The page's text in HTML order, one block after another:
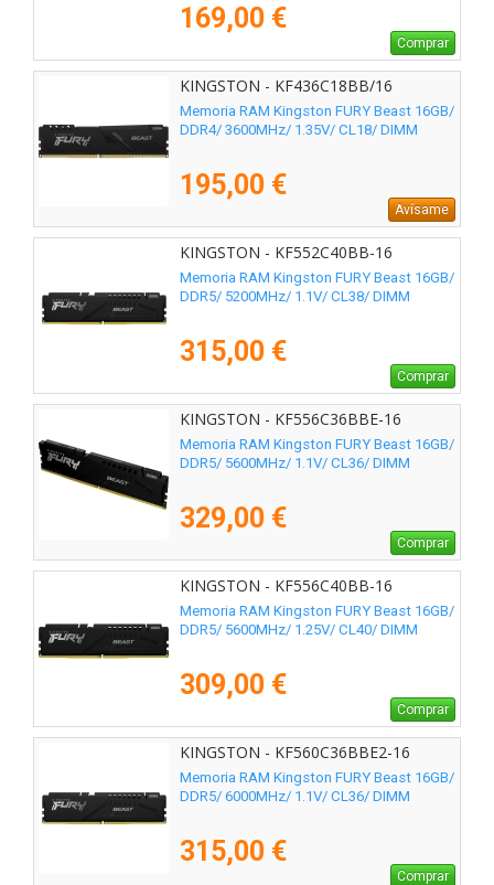
169,00 €
Comprar
KINGSTON - KF436C18BB/16
Memoria RAM Kingston FURY Beast 16GB/
DDR4/ 3600MHz/ 1.35V/ CL18/ DIMM
195,00 €
Avísame
KINGSTON - KF552C40BB-16
Memoria RAM Kingston FURY Beast 16GB/
DDR5/ 5200MHz/ 1.1V/ CL38/ DIMM
315,00 €
Comprar
KINGSTON - KF556C36BBE-16
Memoria RAM Kingston FURY Beast 16GB/
DDR5/ 5600MHz/ 1.1V/ CL36/ DIMM
329,00 €
Comprar
KINGSTON - KF556C40BB-16
Memoria RAM Kingston FURY Beast 16GB/
DDR5/ 5600MHz/ 1.25V/ CL40/ DIMM
309,00 €
Comprar
KINGSTON - KF560C36BBE2-16
Memoria RAM Kingston FURY Beast 16GB/
DDR5/ 6000MHz/ 1.1V/ CL36/ DIMM
315,00 €
Comprar